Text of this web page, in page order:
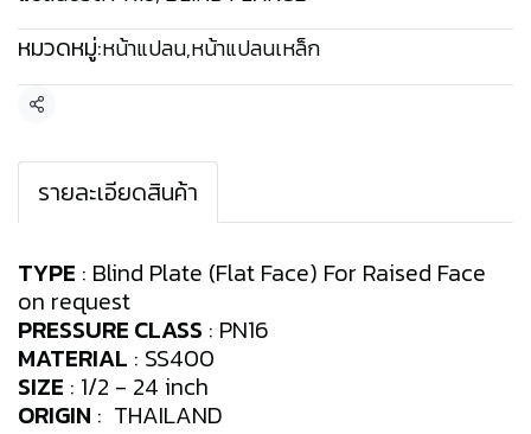
หมวดหมู่:หน้าแปลน,หน้าแปลนเหล็ก
แชร์
รายละเอียดสินค้า
TYPE : Blind Plate (Flat Face) For Raised Face
on request
PRESSURE CLASS : PN16
MATERIAL : SS400
SIZE : 1/2 - 24 inch
ORIGIN : THAILAND